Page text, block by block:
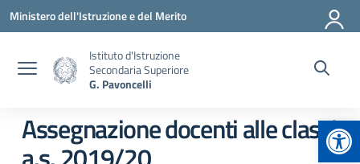
Vai ai contenuti
Vai al menu di navigazione
Vai al footer
Ministero dell'Istruzione e del Merito
Istituto d'Istruzione
Secondaria Superiore
G. Pavoncelli
Assegnazione docenti alle classi